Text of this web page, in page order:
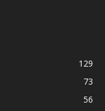
129
73
56